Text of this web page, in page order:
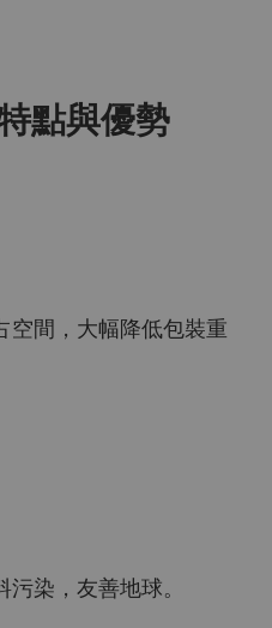
點與優勢
空間，大幅降低包裝重
染，友善地球。